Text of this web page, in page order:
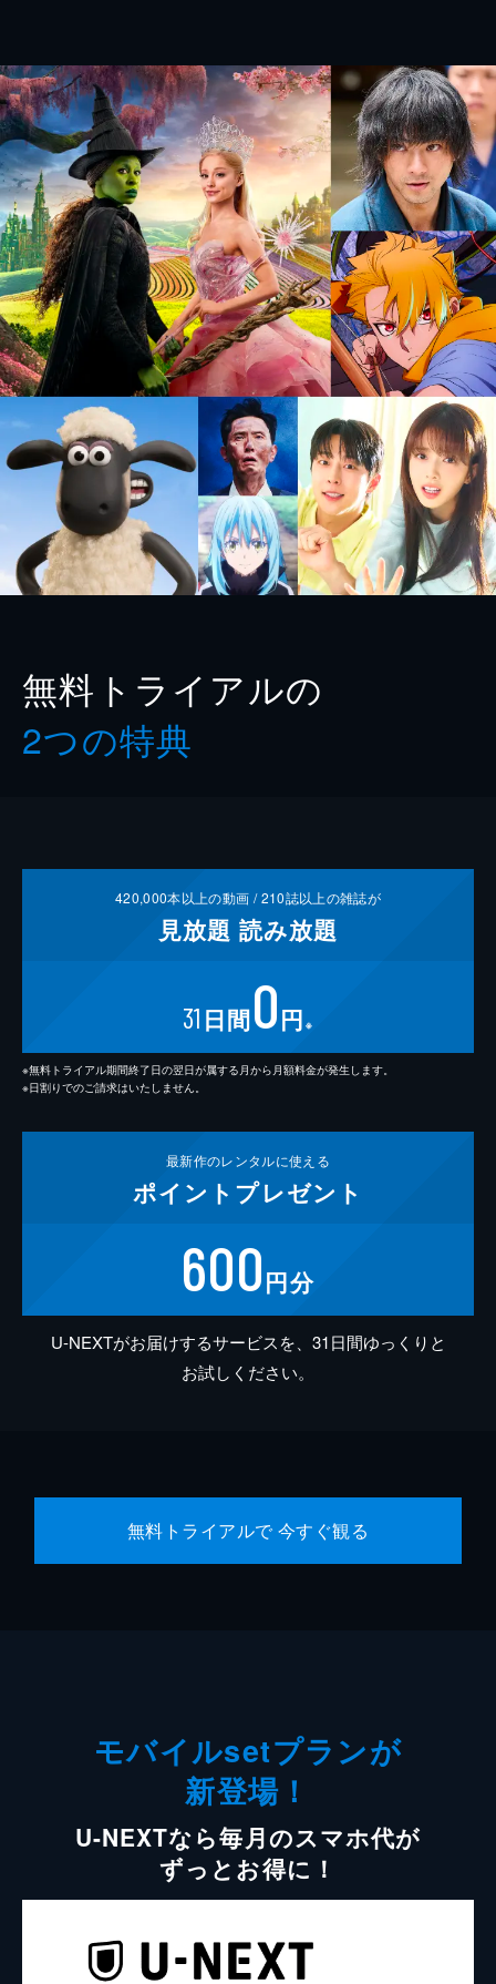
無料トライアルの
2つの特典
420,000本以上の動画 /210誌以上の雑誌が
見放題 読み放題
31 日間0円 ※
※無料トライアル期間終了日の翌日が属する月から月額料金が発生します。
※日割りでのご請求はいたしません。
最新作のレンタルに使える
ポイント プレゼント
600円分
U-NEXTがお届けするサービスを、31日間ゆっくりと
お試しください。
無料トライアルで 今すぐ観る
モバイルsetプランが
新登場！
U-NEXTなら毎月のスマホ代が
ずっとお得に！